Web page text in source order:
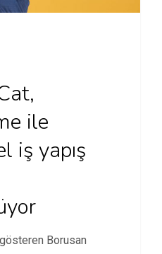
ile
iş yapış
Borusan